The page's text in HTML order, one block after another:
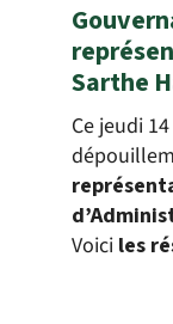
Sarthe
Ce jeudi
Voici les